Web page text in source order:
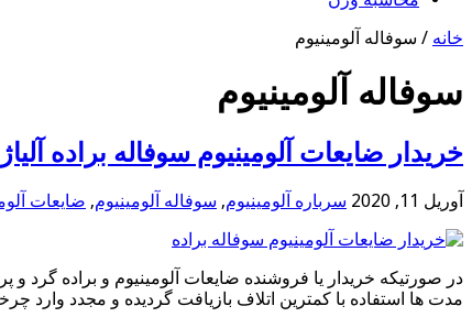
خانه / سوفاله آلومینیوم
سوفاله آلومینیوم
خریدار ضایعات آلومینیوم سوفاله براده
آوریل 11, 2020 سرباره آلومینیوم, سوفاله آلومینیوم, ضایعات
در صورتیکه خریدار یا فروشنده ضایعات آلومینیوم و براده گرد و
مدت ها استفاده با کمترین اتلاف بازیافت گردیده و مجدد